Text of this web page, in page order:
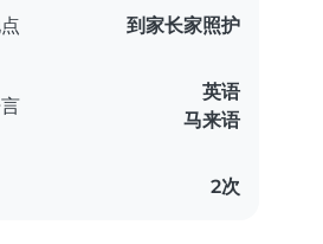
到家长家照护
英语
马来语
2次